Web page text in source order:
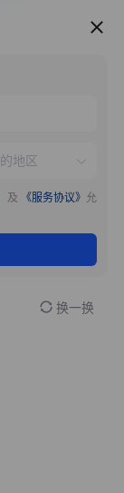
服务推荐
及 《服务协议》 允
换一换